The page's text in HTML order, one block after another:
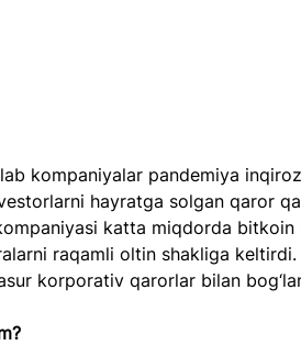
kompaniyalar pandemiya
hayratga solgan qaror
katta miqdorda
raqamli oltin shakliga
korporativ qarorlar bilan